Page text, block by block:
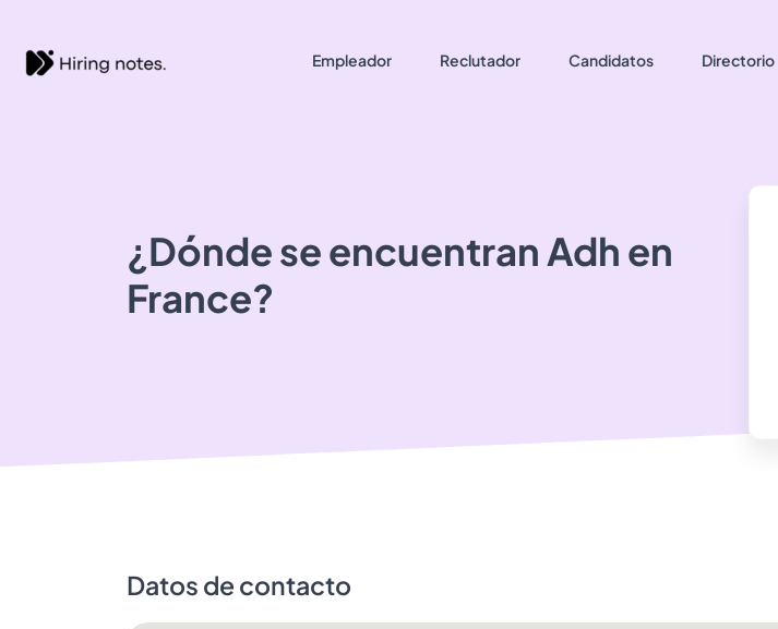
Empleador Reclutador Candidatos Directorio
¿Dónde se encuentran Adh en
France?
Datos de contacto